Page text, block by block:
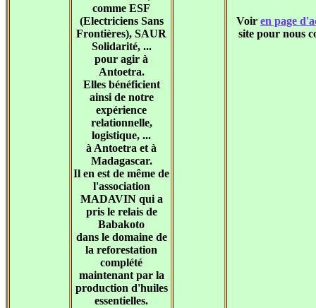
comme ESF
(Electriciens Sans
Frontières), SAUR
Solidarité, ...
pour agir à
Antoetra.
Elles bénéficient
ainsi de notre
expérience
relationnelle,
logistique, ...
à Antoetra et à
Madagascar.
Il en est de même de
l'association
MADAVIN qui a
pris le relais de
Babakoto
dans le domaine de
la reforestation
complété
maintenant par la
production d'huiles
essentielles.
Voir en page
site pour nous